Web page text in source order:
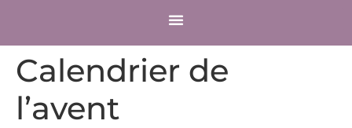
Calendrier de
l’avent